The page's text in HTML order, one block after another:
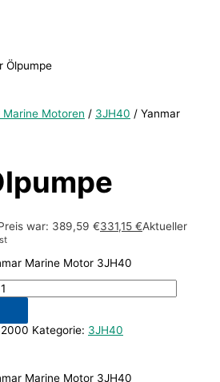
Ölpumpe
Motoren / 3JH40 / Yanmar
war: 389,59 €331,15 €Aktueller
Marine Motor 3JH40
Kategorie: 3JH40
Marine Motor 3JH40